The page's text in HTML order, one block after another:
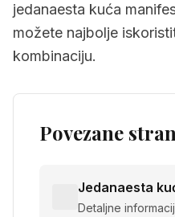
jedanaesta kuća
možete najbolje
kombinaciju.
Povezane
Jedanaesta
Detaljne